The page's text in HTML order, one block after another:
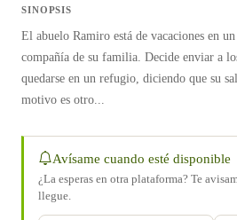
SINOPSIS
El abuelo Ramiro está de vacaciones en
compañía de su familia. Decide enviar a
quedarse en un refugio, diciendo que su
motivo es otro...
Avísame cuando esté disponible
¿La esperas en otra plataforma? Te
llegue.